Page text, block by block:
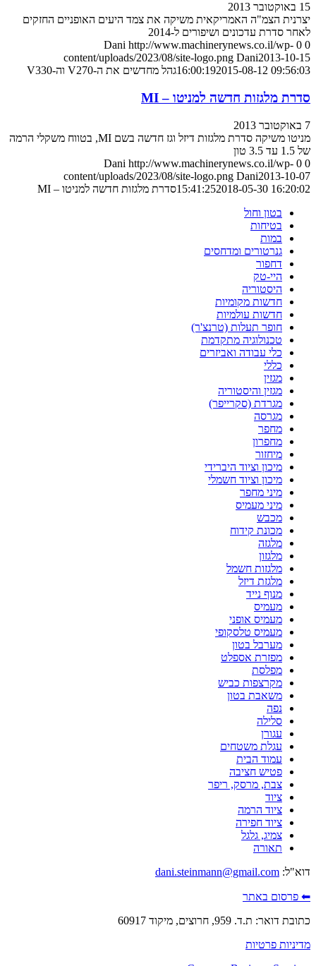
15 באוקטובר 2013
יצרנית הצמ"ה האמריקאית משיקה את צמד היעים האופניים החזקים
לאחר סדרת עדכונים ושיפורים ל-2014
0
0
Dani http://www.machinerynews.co.il/wp-
content/uploads/2023/08/site-logo.png Dani2013-10-15
16:00:192015-08-12 09:56:03 גהל מחדשים את ה-V270 וה-V330
סדרת מלגזות חדשה למניטו – MI
7 באוקטובר 2013
מניטו משיקה סדרת מלגזות דיזל וגז חדשה בשם MI, בטווח משקלי הרמה
של 1.5 עד 3.5 טון
0
0
Dani http://www.machinerynews.co.il/wp-
content/uploads/2023/08/site-logo.png Dani2013-10-07
15:41:252018-05-30 16:20:02
סדרת מלגזות חדשה למניטו – MI
בטון וחול
בטיחות
במות
גנרטורים ומדחסים
דחפור
היי-טק
היסטוריה
חדשות מקומיות
חדשות עולמיות
חופר תעלות (טרנצ'ר)
טכנולוגיה מתקדמת
כלי עבודה ואביזרים
כללי
מגזין
מגזין והיסטוריה
מגרדת (סקרייפר)
מגרסה
מחפר
מחפרון
מיחזור
מיכון וציוד היברידי
מיכון וציוד חשמלי
מיני מחפר
מיני מעמיס
מכבש
מכונת קידוח
מלגזה
מלגזון
מלגזות חשמל
מלגזת דיזל
מנוף נייד
מעמיס
מעמיס אופני
מעמיס טלסקופי
מערבל בטון
מפזרת אספלט
מפלסת
מקרצפות כביש
משאבת בטון
נפה
סלילה
עגורן
עגלת משטחים
עמוד הבית
פטיש חציבה
צבת, מרסק, ריפר
ציוד
ציוד הרמה
ציוד חפירה
צמיג, גלגל
תאורה
דוא"ל: dani.steinmann@gmail.com
⬅ פרסום באתר
כתובת דואר: ת.ד. 959, חרוצים, מיקוד 60917
מדיניות פרטיות